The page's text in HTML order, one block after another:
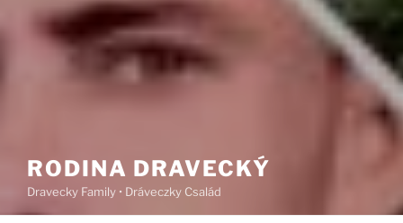
RODINA DRAVECKÝ
Dravecky Family • Dráveczky Család